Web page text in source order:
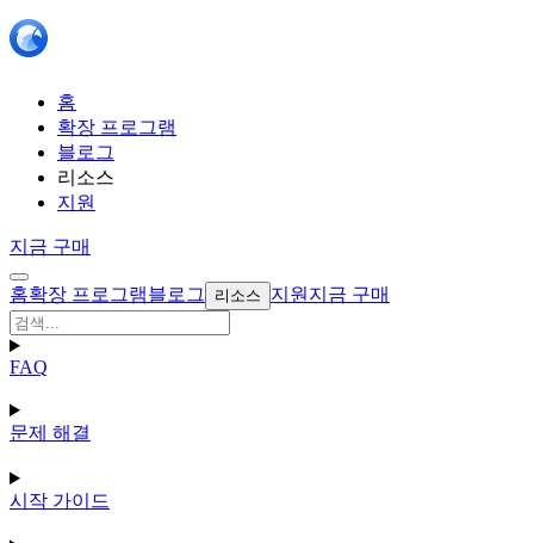
홈
확장 프로그램
블로그
리소스
지원
지금 구매
홈확장 프로그램블로그 리소스 지원 지금 구매
FAQ
문제 해결
시작 가이드